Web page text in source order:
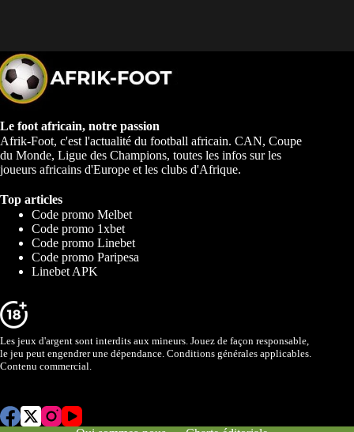
Le foot africain, notre passion
Afrik-Foot, c'est l'actualité du football africain. CAN, Coupe
du Monde, Ligue des Champions, toutes les infos sur les
joueurs africains d'Europe et les clubs d'Afrique.
Top articles
Code promo Melbet
Code promo 1xbet
Code promo Linebet
Code promo Paripesa
Linebet APK
Les jeux d'argent sont interdits aux mineurs. Jouez de façon responsable,
le jeu peut engendrer une dépendance. Conditions générales applicables.
Contenu commercial.